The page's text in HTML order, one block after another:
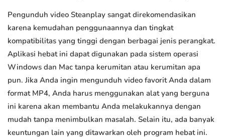
Pengunduh video Steanplay sangat direkomendasikan
karena kemudahan penggunaannya dan tingkat
kompatibilitas yang tinggi dengan berbagai jenis perangkat.
Aplikasi hebat ini dapat digunakan pada sistem operasi
Windows dan Mac tanpa kerumitan atau kerumitan apa
pun. Jika Anda ingin mengunduh video favorit Anda dalam
format MP4, Anda harus menggunakan alat yang berguna
ini karena akan membantu Anda melakukannya dengan
mudah tanpa menimbulkan masalah. Selain itu, ada banyak
keuntungan lain yang ditawarkan oleh program hebat ini.